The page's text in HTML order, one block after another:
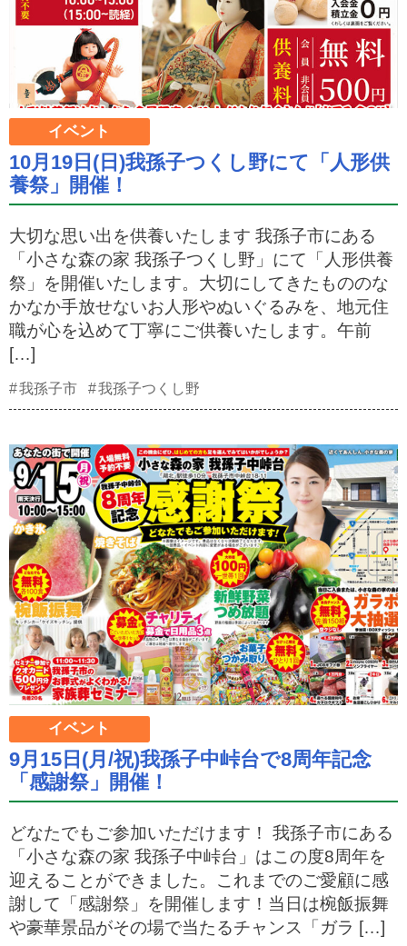
イベント
10月19日(日)我孫子つくし野にて「人形供
養祭」開催！
大切な思い出を供養いたします 我孫子市にある
「小さな森の家 我孫子つくし野」にて「人形供養
祭」を開催いたします。大切にしてきたもののな
かなか手放せないお人形やぬいぐるみを、地元住
職が心を込めて丁寧にご供養いたします。午前
[…]
我孫子市 我孫子つくし野
イベント
9月15日(月/祝)我孫子中峠台で8周年記念
「感謝祭」開催！
どなたでもご参加いただけます！ 我孫子市にある
「小さな森の家 我孫子中峠台」はこの度8周年を
迎えることができました。これまでのご愛顧に感
謝して「感謝祭」を開催します！当日は椀飯振舞
や豪華景品がその場で当たるチャンス「ガラ […]